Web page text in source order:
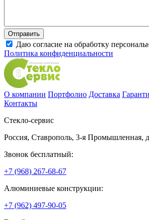
Даю согласие на обработку
Политика конфиденциальности
О компании Портфолио Доставка
Контакты
Стекло-сервис
Россия, Ставрополь, 3-я Промышленная,
Звонок бесплатный:
+7 (968) 267-68-67
Алюминиевые конструкции:
+7 (962) 497-90-05